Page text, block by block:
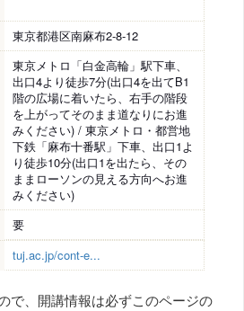
東京都港区南麻布2-8-12
東京メトロ「白金高輪」駅下車、
出口4より徒歩7分(出口4を出てB1
階の広場に着いたら、右手の階段
を上がってそのまま道なりにお進
みください) / 東京メトロ・都営地
下鉄「麻布十番駅」下車、出口1よ
り徒歩10分(出口1を出たら、その
ままローソンの見える方向へお進
みください)
要
tuj.ac.jp/cont-e...
で、開講情報は必ずこのページの